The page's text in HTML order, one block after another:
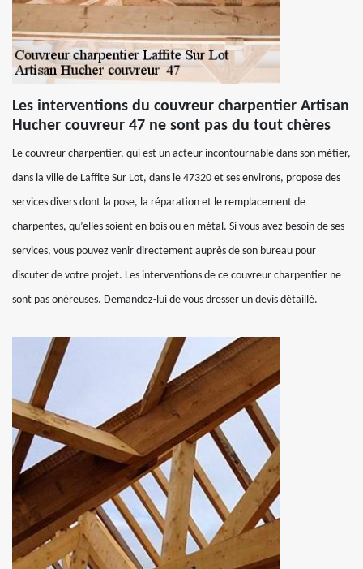
Les interventions du couvreur charpentier Artisan
Hucher couvreur 47 ne sont pas du tout chères
Le couvreur charpentier, qui est un acteur incontournable dans son métier,
dans la ville de Laffite Sur Lot, dans le 47320 et ses environs, propose des
services divers dont la pose, la réparation et le remplacement de
charpentes, qu’elles soient en bois ou en métal. Si vous avez besoin de ses
services, vous pouvez venir directement auprès de son bureau pour
discuter de votre projet. Les interventions de ce couvreur charpentier ne
sont pas onéreuses. Demandez-lui de vous dresser un devis détaillé.